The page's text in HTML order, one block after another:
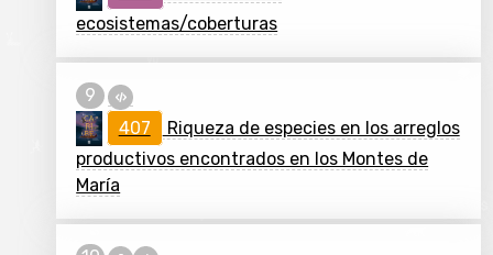
ecosistemas/coberturas
407
Riqueza de especies en los arreglos
productivos encontrados en los Montes de
María